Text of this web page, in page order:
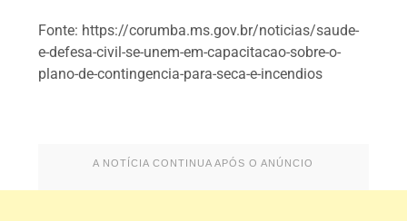
Fonte: https://corumba.ms.gov.br/noticias/saude-
e-defesa-civil-se-unem-em-capacitacao-sobre-o-
plano-de-contingencia-para-seca-e-incendios
A NOTÍCIA CONTINUA APÓS O ANÚNCIO